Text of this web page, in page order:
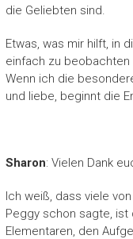
die Geliebten sind.
Etwas, was mir hilft, in
einfach zu beobachten
Wenn ich die
und liebe, beginnt die
Sharon: Vielen Dank
Ich weiß, dass viele
Peggy schon sagte,
Elementaren, den